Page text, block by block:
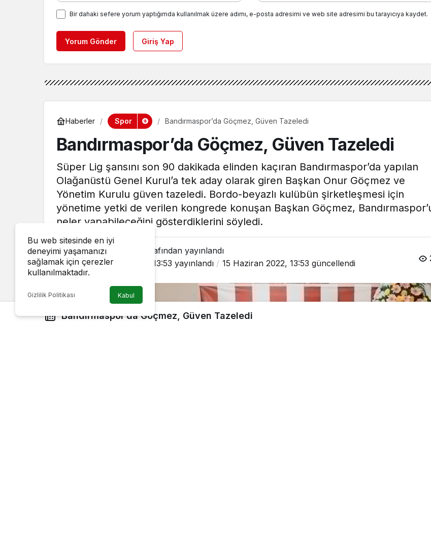
Bir dahaki sefere yorum yaptığımda kullanılmak üzere adımı, e-posta adresimi ve web site adresimi bu tarayıcıya kaydet.
Yorum Gönder Giriş Yap
Haberler Spor Bandırmaspor’da Göçmez, Güven Tazeledi
Bandırmaspor’da Göçmez, Güven Tazeledi
Süper Lig şansını son 90 dakikada elinden kaçıran Bandırmaspor’da yapılan
Olağanüstü Genel Kurul’a tek aday olarak giren Başkan Onur Göçmez ve
Yönetim Kurulu güven tazeledi. Bordo-beyazlı kulübün şirketleşmesi için
yönetime yetki de verilen kongrede konuşan Başkan Göçmez,
neler yapabileceğini gösterdiklerini söyledi.
Olay Balıkesir
tarafından yayınlandı
15 Haziran 2022, 13:53 yayınlandı 15 Haziran 2022, 13:53 güncellendi
Bandırmaspor’da Göçmez, Güven Tazeledi
Bu web sitesinde en iyi
deneyimi yaşamanızı
sağlamak için çerezler
kullanılmaktadır.
Gizlilik Politikası Kabul